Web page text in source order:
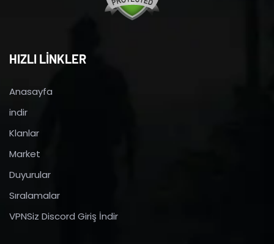
HIZLI LİNKLER
Anasayfa
indir
Klanlar
Market
Duyurular
Sıralamalar
VPNSiz Discord Giriş İndir